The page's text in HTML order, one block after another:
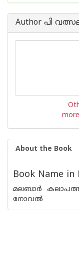
Author പി
About the Book
Book Name in
മലബാര്‍
നോവല്‍